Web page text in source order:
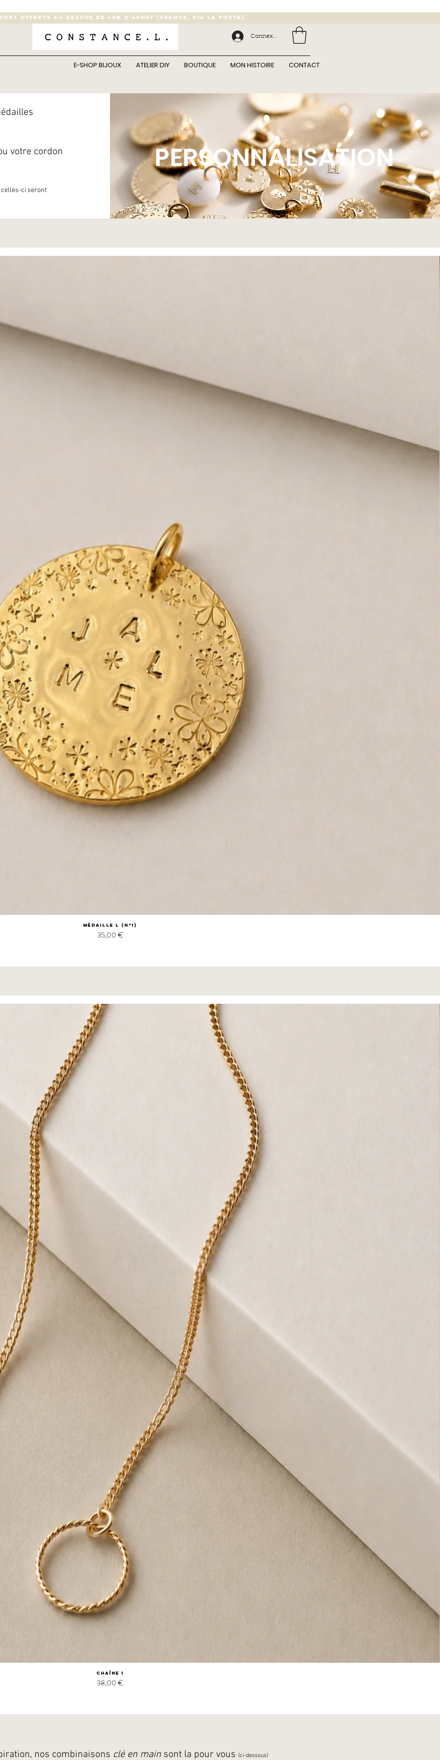
Connexion
PORT OFFERTS AU DESSUS DE 40€ D'ACHAT (France, via la poste)
E-SHOP BIJOUX ATELIER DIY BOUTIQUE MON HISTOIRE CONTACT
votre cordon
celles-ci seront
PERSONNALISATION
Médaille L (n°1)
Prix
35,00 €
Chaîne 1
Prix
38,00 €
nos combinaisons clé en main sont la pour vous (ci-dessous)